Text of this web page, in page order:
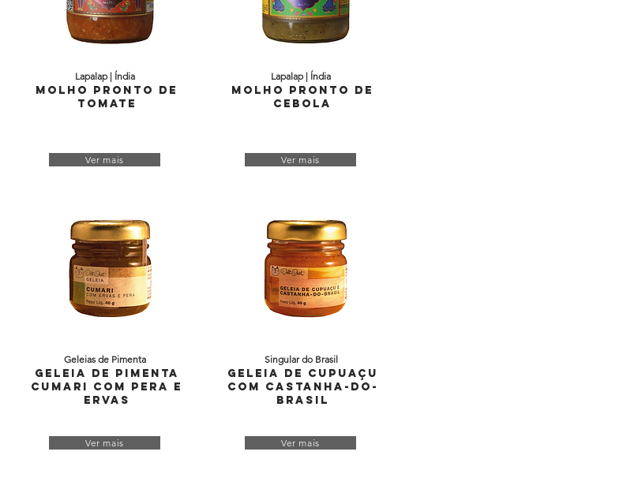
Lapalap | Índia
Molho Pronto de
Tomate
Ver mais
Geleias de Pimenta
Geleia de Pimenta
Cumari com Pera e
Ervas
Ver mais
Lapalap | Índia
Molho Pronto de
Cebola
Ver mais
Singular do Brasil
Geleia de Cupuaçu
com Castanha-do-
Brasil
Ver mais